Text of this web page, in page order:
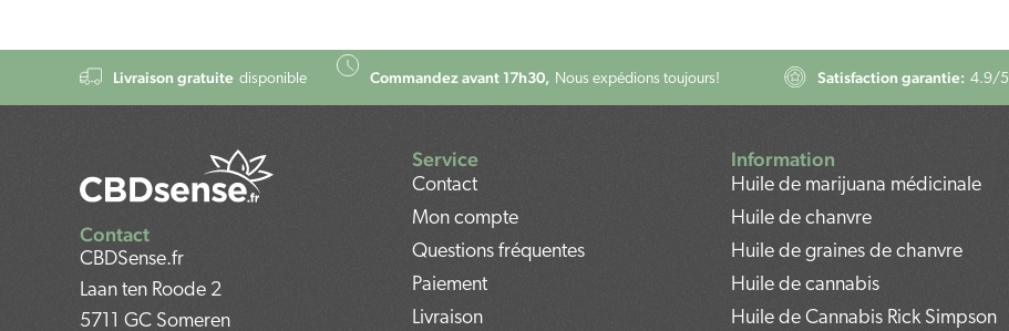
Livraison gratuite disponible Commandez avant 17h30, Nous expédions toujours! Satisfaction garantie: 4.9/5
Contact
CBDSense.fr
Laan ten Roode 2
5711 GC Someren
Service
Contact
Mon compte
Questions fréquentes
Paiement
Livraison
Information
Huile de marijuana médicinale
Huile de chanvre
Huile de graines de chanvre
Huile de cannabis
Huile de Cannabis Rick Simpson